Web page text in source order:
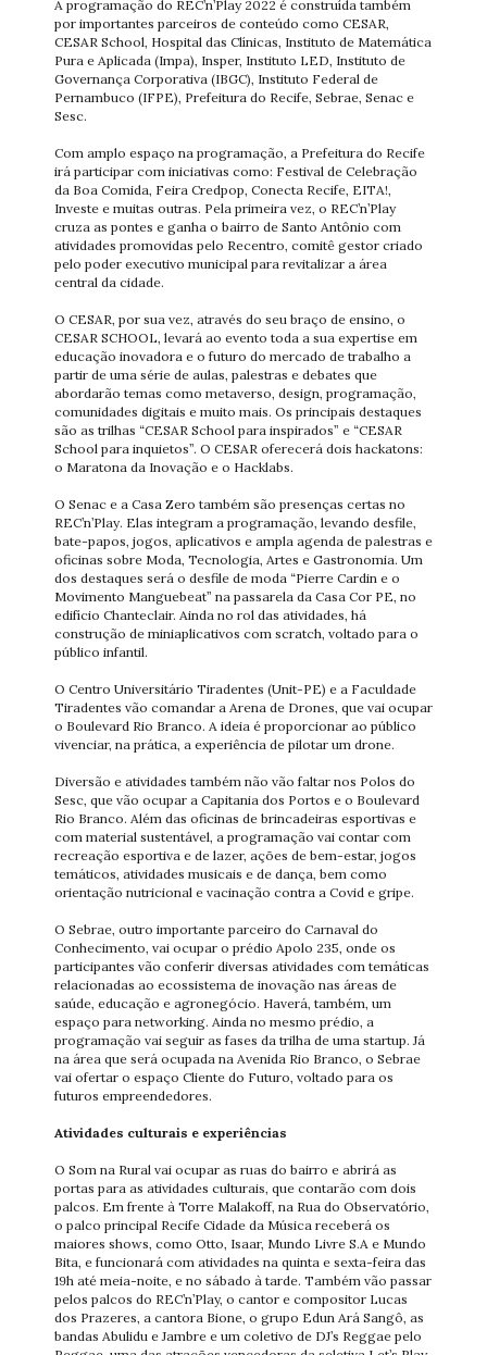
A programação do REC’n’Play 2022 é construída também
por importantes parceiros de conteúdo como CESAR,
CESAR School, Hospital das Clínicas, Instituto de Matemática
Pura e Aplicada (Impa), Insper, Instituto LED, Instituto de
Governança Corporativa (IBGC), Instituto Federal de
Pernambuco (IFPE), Prefeitura do Recife, Sebrae, Senac e
Sesc.
Com amplo espaço na programação, a Prefeitura do Recife
irá participar com iniciativas como: Festival de Celebração
da Boa Comida, Feira Credpop, Conecta Recife, EITA!,
Investe e muitas outras. Pela primeira vez, o REC’n’Play
cruza as pontes e ganha o bairro de Santo Antônio com
atividades promovidas pelo Recentro, comitê gestor criado
pelo poder executivo municipal para revitalizar a área
central da cidade.
O CESAR, por sua vez, através do seu braço de ensino, o
CESAR SCHOOL, levará ao evento toda a sua expertise em
educação inovadora e o futuro do mercado de trabalho a
partir de uma série de aulas, palestras e debates que
abordarão temas como metaverso, design, programação,
comunidades digitais e muito mais. Os principais destaques
são as trilhas “CESAR School para inspirados” e “CESAR
School para inquietos”. O CESAR oferecerá dois hackatons:
o Maratona da Inovação e o Hacklabs.
O Senac e a Casa Zero também são presenças certas no
REC’n’Play. Elas integram a programação, levando desfile,
bate-papos, jogos, aplicativos e ampla agenda de palestras e
oficinas sobre Moda, Tecnologia, Artes e Gastronomia. Um
dos destaques será o desfile de moda “Pierre Cardin e o
Movimento Manguebeat” na passarela da Casa Cor PE, no
edifício Chanteclair. Ainda no rol das atividades, há
construção de miniaplicativos com scratch, voltado para o
público infantil.
O Centro Universitário Tiradentes (Unit-PE) e a Faculdade
Tiradentes vão comandar a Arena de Drones, que vai ocupar
o Boulevard Rio Branco. A ideia é proporcionar ao público
vivenciar, na prática, a experiência de pilotar um drone.
Diversão e atividades também não vão faltar nos Polos do
Sesc, que vão ocupar a Capitania dos Portos e o Boulevard
Rio Branco. Além das oficinas de brincadeiras esportivas e
com material sustentável, a programação vai contar com
recreação esportiva e de lazer, ações de bem-estar, jogos
temáticos, atividades musicais e de dança, bem como
orientação nutricional e vacinação contra a Covid e gripe.
O Sebrae, outro importante parceiro do Carnaval do
Conhecimento, vai ocupar o prédio Apolo 235, onde os
participantes vão conferir diversas atividades com temáticas
relacionadas ao ecossistema de inovação nas áreas de
saúde, educação e agronegócio. Haverá, também, um
espaço para networking. Ainda no mesmo prédio, a
programação vai seguir as fases da trilha de uma startup. Já
na área que será ocupada na Avenida Rio Branco, o Sebrae
vai ofertar o espaço Cliente do Futuro, voltado para os
futuros empreendedores.
Atividades culturais e experiências
O Som na Rural vai ocupar as ruas do bairro e abrirá as
portas para as atividades culturais, que contarão com dois
palcos. Em frente à Torre Malakoff, na Rua do Observatório,
o palco principal Recife Cidade da Música receberá os
maiores shows, como Otto, Isaar, Mundo Livre S.A e Mundo
Bita, e funcionará com atividades na quinta e sexta-feira das
19h até meia-noite, e no sábado à tarde. Também vão passar
pelos palcos do REC’n’Play, o cantor e compositor Lucas
dos Prazeres, a cantora Bione, o grupo Edun Ará Sangô, as
bandas Abulidu e Jambre e um coletivo de DJ’s Reggae pelo